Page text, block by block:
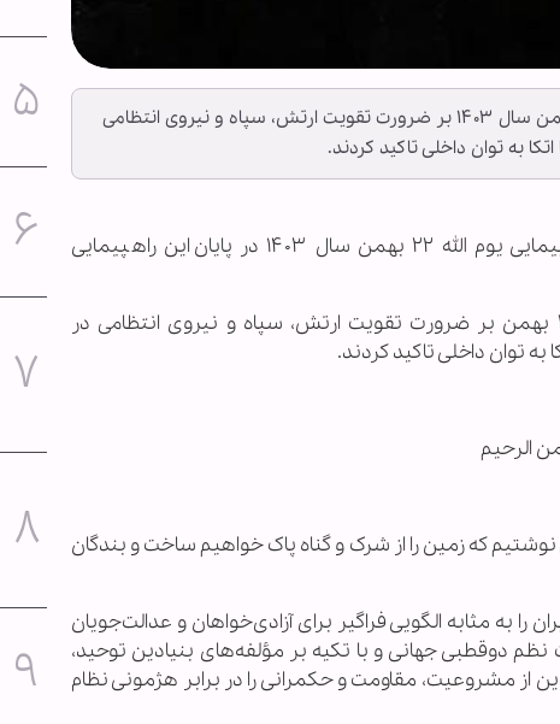
مردم قهرمان ایران اسلامی در قطعنامه راهپیمایی سراسری ۲۲ بهمن سال ۱۴۰۳ بر ضرورت تقویت ارتش، سپاه و نیروی انتظامی
به توان داخلی تاکید کردند.
به گزارش خبرگزاری بین‌المللی اهل‌بیت(ع) ـ ابنا ـ قطعنامه راهپیمایی یوم الله ۲۲ بهمن سال ۱۴۰۳ در پایان این راهپیمایی
مردم قهرمان ایران اسلامی در قطعنامه راهپیمایی سراسری ۲۲ بهمن بر ضرورت تقویت ارتش، سپاه و نیروی انتظامی در
توان داخلی تاکید کردند.
الرحیم
نوشتیم که زمین را از شرک و گناه پاک خواهیم ساخت و بندگان
به مثابه الگویی فراگیر برای آزادی‌خواهان و عدالت‌جویان
دوقطبی جهانی و با تکیه بر مؤلفه‌های بنیادین توحید،
از مشروعیت، مقاومت و حکمرانی را در برابر هژمونی نظام